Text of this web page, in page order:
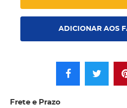
ADICIONAR AOS
Frete e Prazo